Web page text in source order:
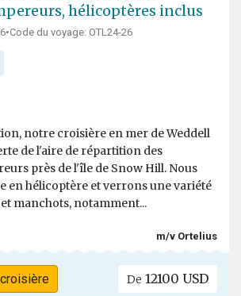
hélicoptères inclus
•Code du voyage: OTL24-26
notre croisière en mer de Weddell
de l'aire de répartition des
près de l'île de Snow Hill. Nous
en hélicoptère et verrons une variété
manchots, notamment...
m/v Ortelius
De 12100 USD